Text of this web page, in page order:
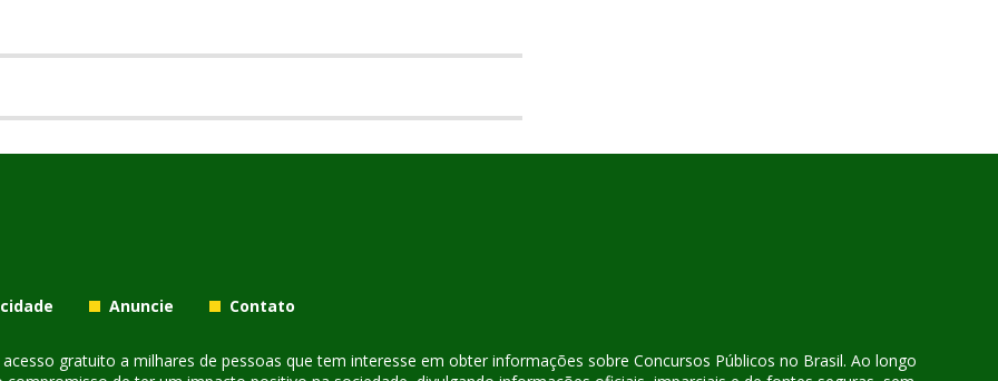
Anuncie Contato
gratuito a milhares de pessoas que tem interesse em obter informações sobre Concursos Públicos no Brasil. Ao longo